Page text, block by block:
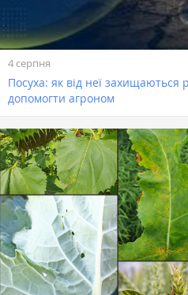
4 серпня
Посуха: як від неї
допомогти агроном